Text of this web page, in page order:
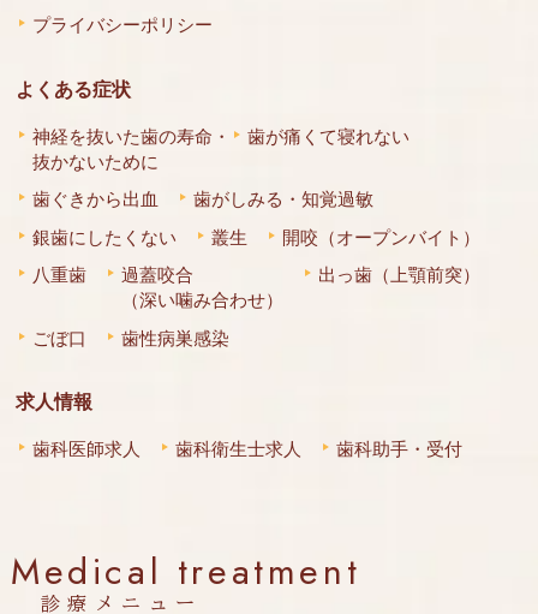
プライバシーポリシー
よくある症状
神経を抜いた歯の寿命・
抜かないために
歯が痛くて寝れない
歯ぐきから出血
歯がしみる・知覚過敏
銀歯にしたくない
叢生
開咬（オープンバイト）
八重歯
過蓋咬合
（深い噛み合わせ）
出っ歯（上顎前突）
ごぼ口 歯性病巣感染
求人情報
歯科医師求人 歯科衛生士求人 歯科助手・受付
Medical treatment
診療メニュー